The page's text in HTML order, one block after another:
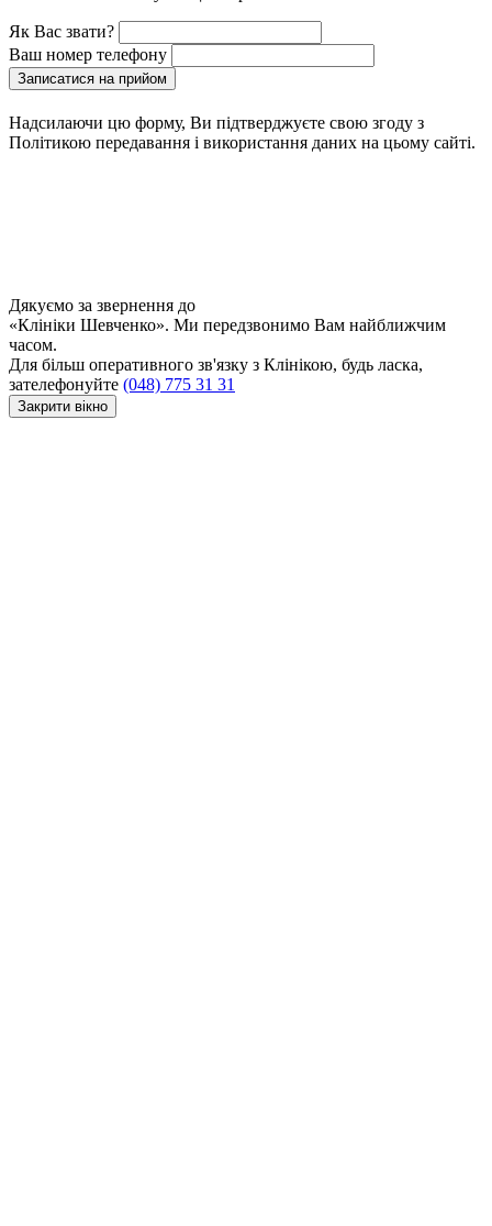
Як Вас звати?
Ваш номер телефону
Записатися на прийом
Надсилаючи цю форму, Ви підтверджуєте свою згоду з
Політикою передавання і використання даних на цьому сайті.
Дякуємо за звернення до
«Клініки Шевченко». Ми передзвонимо Вам найближчим
часом.
Для більш оперативного зв'язку з Клінікою, будь ласка,
зателефонуйте (048) 775 31 31
Закрити вікно